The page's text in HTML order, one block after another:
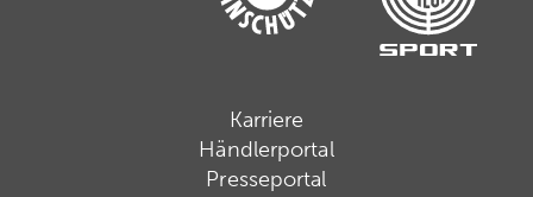
Karriere
Händlerportal
Presseportal